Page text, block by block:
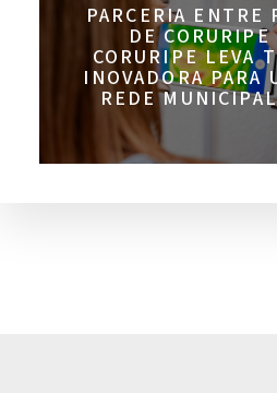
PARCERIA ENTRE
DE
CORURIPE LEVA
INOVADORA PARA
REDE